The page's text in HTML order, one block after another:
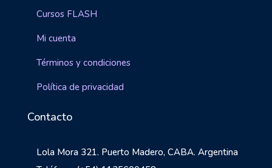
Cursos FLASH
Mi cuenta
Términos y condiciones
Política de privacidad
Contacto
Lola Mora 321. Puerto Madero, CABA. Argentina